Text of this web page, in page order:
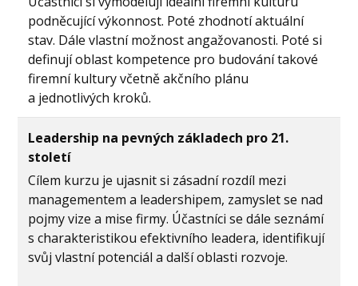
podněcující výkonnost. Poté zhodnotí aktuální
stav. Dále vlastní možnost angažovanosti. Poté si
definují oblast kompetence pro budování takové
firemní kultury včetně akčního plánu
a jednotlivých kroků.
Leadership na pevných základech pro 21.
století
Cílem kurzu je ujasnit si zásadní rozdíl mezi
managementem a leadershipem, zamyslet se nad
pojmy vize a mise firmy. Účastníci se dále seznámí
s charakteristikou efektivního leadera, identifikují
svůj vlastní potenciál a další oblasti rozvoje.